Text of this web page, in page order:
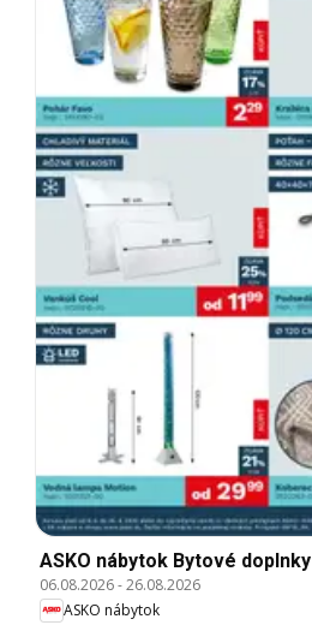
ASKO nábytok Bytové doplnky
06.08.2026-26.08.2026
ASKO nábytok